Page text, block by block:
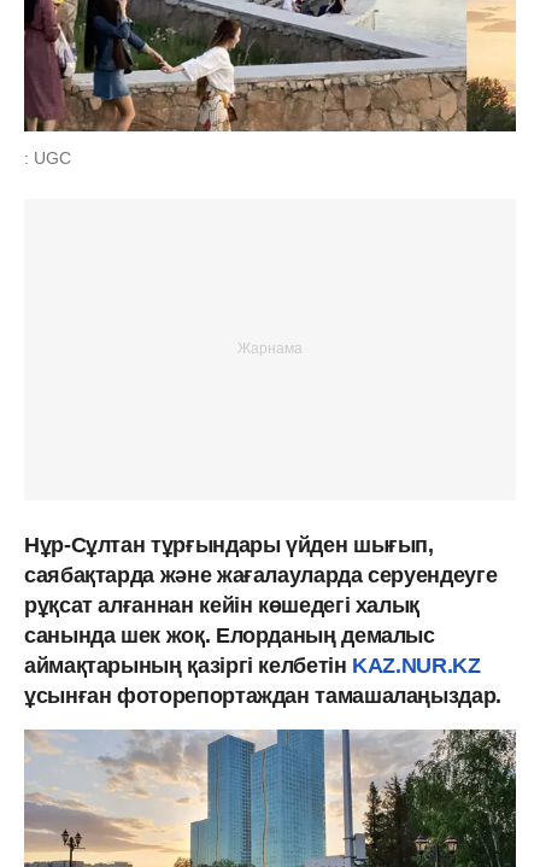
: UGC
Нұр-Сұлтан тұрғындары үйден шығып,
саябақтарда және жағалауларда серуендеуге
рұқсат алғаннан кейін көшедегі халық
санында шек жоқ. Елорданың демалыс
аймақтарының қазіргі келбетін KAZ.NUR.KZ
ұсынған фоторепортаждан тамашалаңыздар.